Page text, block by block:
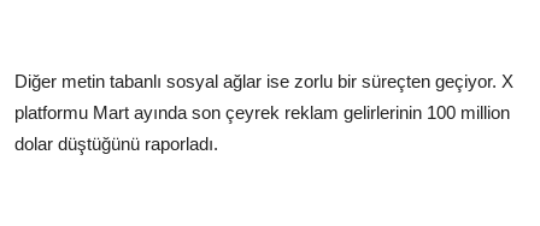
Diğer metin tabanlı sosyal ağlar ise zorlu bir süreçten geçiyor. X
platformu Mart ayında son çeyrek reklam gelirlerinin 100 million
dolar düştüğünü raporladı.